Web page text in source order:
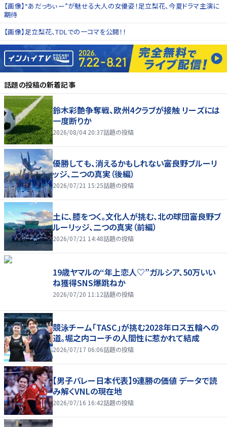
【画像】“あだっちぃー”が魅せる大人の女優姿！足立梨花、今夏ドラマ主演に
期待
【画像】足立梨花、TDLでの一コマを公開！！
話題の投稿の新着記事
鈴木彩艶争奪戦、欧州4クラブが接触 リーズには
一度断りか
2026/08/04 20:37話題の投稿
優勝しても、消えるかもしれない――富良野ブルーリ
ッジ、二つの真実（後編）
2026/07/21 15:25話題の投稿
土に、膝をつく。文化人が挑む、北の球団――富良野ブ
ルーリッジ、二つの真実（前編）
2026/07/21 14:48話題の投稿
19歳ヤマルの“年上恋人♡”ガルシア、50万いい
ね獲得SNS爆跳ねか
2026/07/20 11:12話題の投稿
競泳チーム「TASC」が挑む2028年ロス五輪への
道。堀之内コーチの人間性に惹かれて結成
2026/07/17 06:06話題の投稿
【男子バレー日本代表】9連勝の価値 データで読
み解くVNLの現在地
2026/07/16 16:42話題の投稿